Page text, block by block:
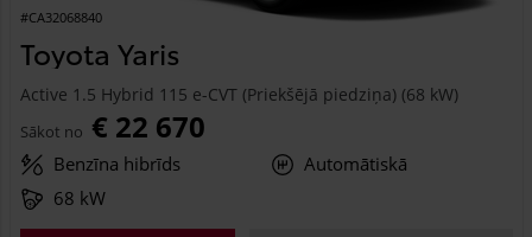
#CA32068840
Toyota Yaris
Active 1.5 Hybrid 115 e-CVT (Priekšējā piedziņa) (68 kW)
Sākot no € 22 670
Benzīna hibrīds
Automātiskā
68 kW